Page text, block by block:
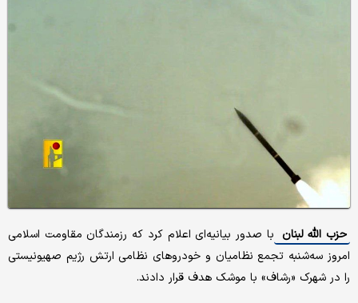
حزب الله لبنان با صدور بیانیه‌ای اعلام کرد که رزمندگان مقاومت اسلامی
امروز سه‌شنبه تجمع نظامیان و خودروهای نظامی ارتش رژیم صهیونیستی
را در شهرک «رشاف» با موشک هدف قرار دادند.